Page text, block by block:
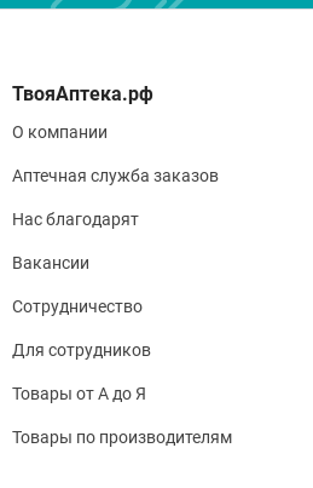
О компании
Аптечная служба заказов
Нас благодарят
Вакансии
Сотрудничество
Для сотрудников
Товары от А до Я
Товары по производителям